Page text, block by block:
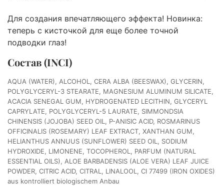
Для создания впечатляющего эффекта! Новинка:
теперь с кисточкой для еще более точной
подводки глаз!
Состав (INCI)
AQUA (WATER), ALCOHOL, CERA ALBA (BEESWAX), GLYCERIN,
POLYGLYCERYL-3 STEARATE, MAGNESIUM ALUMINUM SILICATE,
ACACIA SENEGAL GUM, HYDROGENATED LECITHIN, GLYCERYL
CAPRYLATE, POLYGLYCERYL-5 LAURATE, SIMMONDSIA
CHINENSIS (JOJOBA) SEED OIL, P-ANISIC ACID, ROSMARINUS
OFFICINALIS (ROSEMARY) LEAF EXTRACT, XANTHAN GUM,
HELIANTHUS ANNUUS (SUNFLOWER) SEED OIL, SODIUM
HYDROXIDE, LIMONENE, TOCOPHEROL, PARFUM (NATURAL
ESSENTIAL OILS), ALOE BARBADENSIS (ALOE VERA) LEAF JUICE
POWDER, CITRIC ACID, CITRAL, LINALOOL, CI 77499 (IRON OXIDES)
aus kontrolliert biologischem Anbau